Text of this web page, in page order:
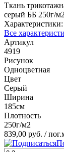
Ткань
серый ББ 250г/
Характеристики:
Все
Артикул
4919
Рисунок
Одноцветная
Цвет
Серый
Ширина
185см
Плотность
250г/м2
839,00 руб. /